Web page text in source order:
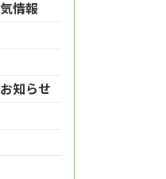
情報
知らせ